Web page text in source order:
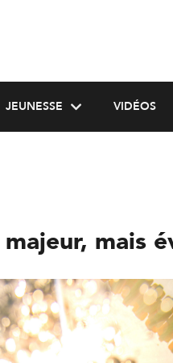
JEUNESSE VIDÉOS
mais